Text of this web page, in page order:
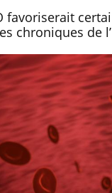
favoriserait
chroniques de